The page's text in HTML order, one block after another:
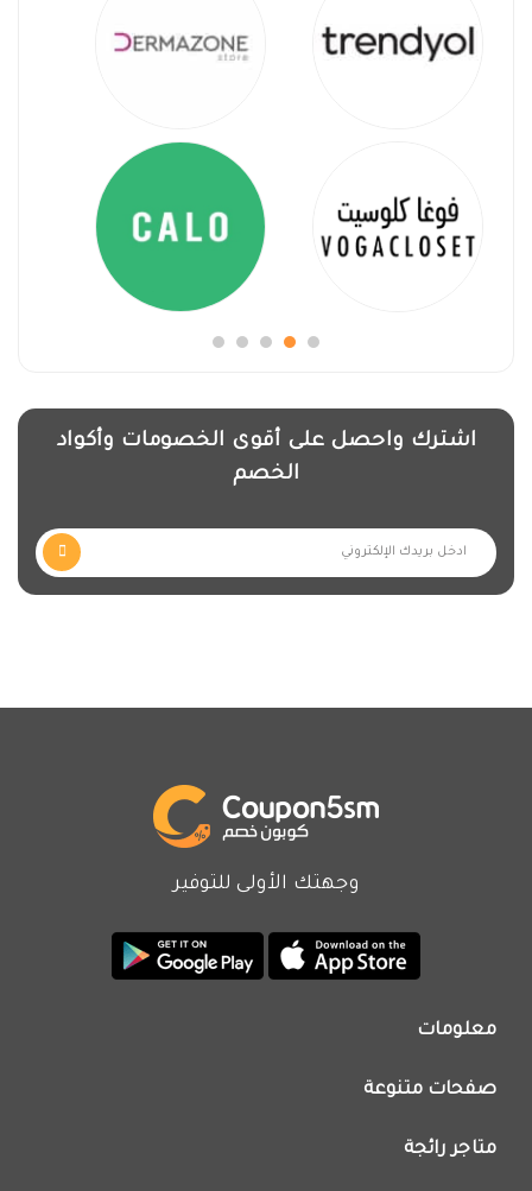
اشترك واحصل على أقوى الخصومات وأكواد
الخصم
وجهتك الأولى للتوفير
معلومات
اتصل بنا
اعلن معنا
صفحات متنوعة
عروض اليوم
متاجر رائجة